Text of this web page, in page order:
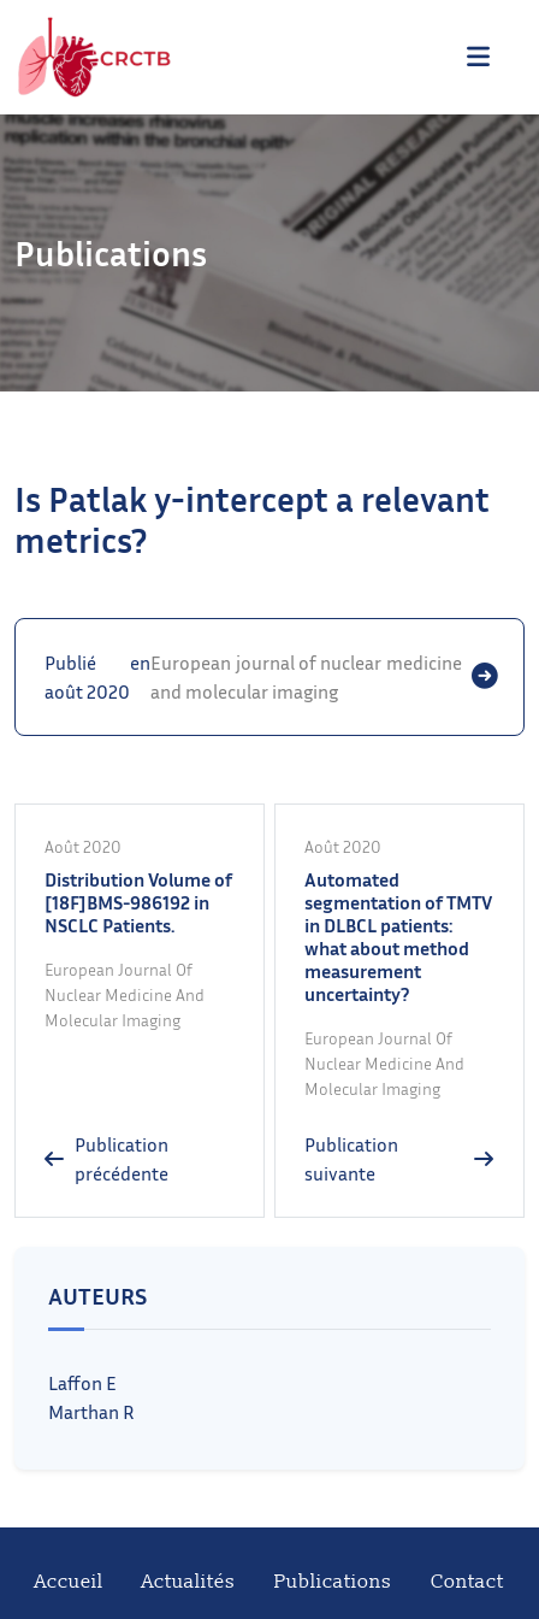
Aller au contenu
Publications
Is Patlak y-intercept a relevant
metrics?
Publié en
août 2020
European journal of nuclear medicine
and molecular imaging
Août 2020
Distribution Volume of
[18F]BMS-986192 in
NSCLC Patients.
European Journal Of
Nuclear Medicine And
Molecular Imaging
Publication
précédente
Août 2020
Automated
segmentation of TMTV
in DLBCL patients:
what about method
measurement
uncertainty?
European Journal Of
Nuclear Medicine And
Molecular Imaging
Publication
suivante
AUTEURS
Laffon E
Marthan R
Accueil Actualités Publications
Contact